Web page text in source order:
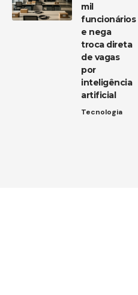
mil
funcionários
e nega
troca direta
de vagas
por
inteligência
artificial
Tecnologia